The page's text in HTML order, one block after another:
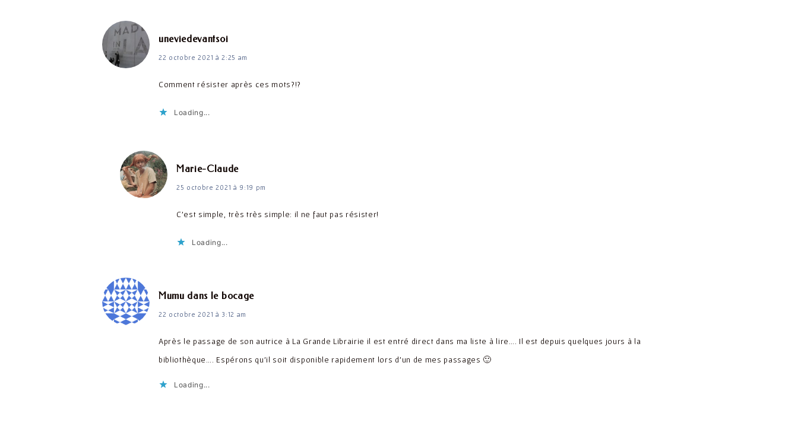
uneviedevantsoidit :
22 octobre 2021 à 2:25 am
Comment résister après ces mots?!?
Loading...
Marie-Claudedit :
25 octobre 2021 à 9:19 pm
C’est simple, très très simple: il ne faut pas résister!
Loading...
Mumu dans le bocagedit :
22 octobre 2021 à 3:12 am
Après le passage de son autrice à La Grande Librairie il est entré direct dans ma liste à lire…. Il est depuis quelques jours à la
bibliothèque…. Espérons qu’il soit disponible rapidement lors d’un de mes passages 🙂
Loading...